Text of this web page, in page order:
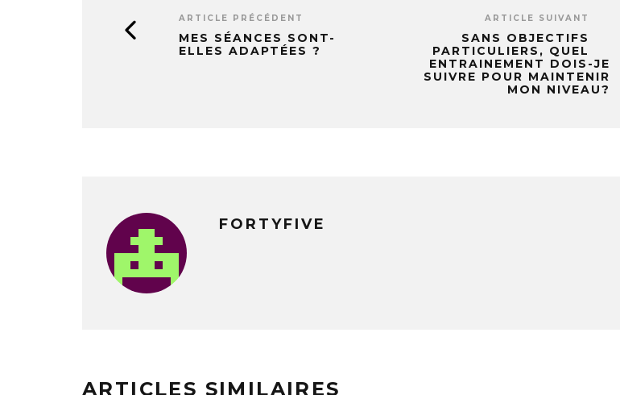
ARTICLE PRÉCÉDENT
MES SÉANCES SONT-
ELLES ADAPTÉES ?
ARTICLE SUIVANT
SANS OBJECTIFS
PARTICULIERS, QUEL
ENTRAINEMENT DOIS-JE
SUIVRE POUR MAINTENIR
MON NIVEAU?
FORTYFIVE
ARTICLES SIMILAIRES